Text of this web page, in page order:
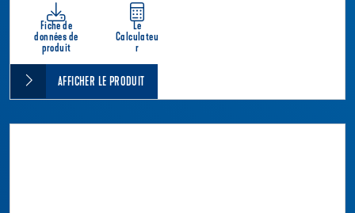
Fiche de
données de
produit
Le
Calculateu
r
AFFICHER LE PRODUIT